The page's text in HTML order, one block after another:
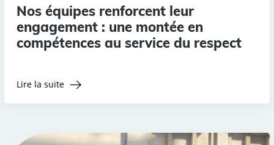
Nos équipes renforcent leur
engagement : une montée en
compétences au service du respect
Lire la suite